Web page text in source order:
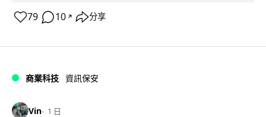
79 10 ↗ 分享
商業科技 資訊保安
Vin 1 日